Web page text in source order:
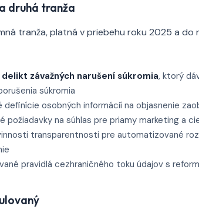
druhá tranža
tranža, platná v priebehu roku 2025 a
delikt závažných narušení súkromia, ktorý
súkromia
definície osobných informácií na objasnenie
požiadavky na súhlas pre priamy marketing a
transparentnosti pre automatizované
pravidlá cezhraničného toku údajov s